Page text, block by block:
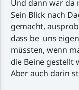
Und dann war da
Sein Blick nach
gemacht,
dass bei uns
müssten, wenn
die Beine gestellt
Aber auch darin